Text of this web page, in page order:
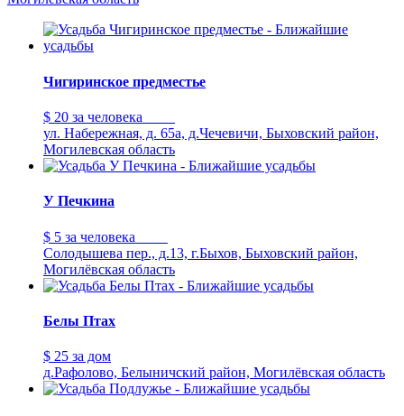
Чигиринское предместье
$ 20 за человека
ул. Набережная, д. 65а, д.Чечевичи, Быховский район,
Могилевская область
У Печкина
$ 5 за человека
Солодышева пер., д.13, г.Быхов, Быховский район,
Могилёвская область
Белы Птах
$ 25 за дом
д.Рафолово, Белыничский район, Могилёвская область